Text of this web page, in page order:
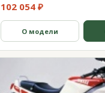
102 054 ₽
О модели